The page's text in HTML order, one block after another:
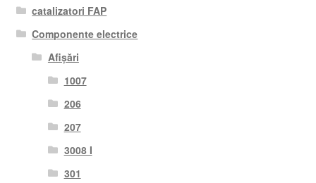
catalizatori FAP
Componente electrice
Afișări
1007
206
207
3008 I
301